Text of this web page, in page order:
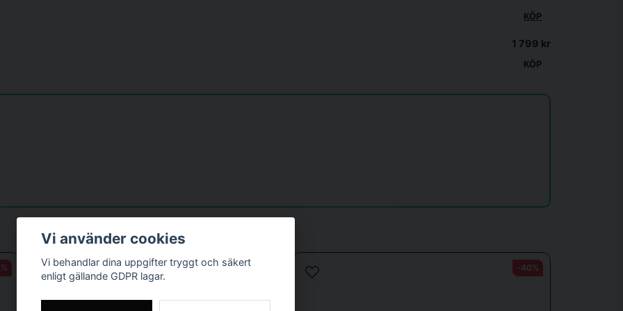
KÖP
1 799 kr
KÖP
-40% -40%
Vi använder cookies
Vi behandlar dina uppgifter tryggt och säkert
enligt gällande GDPR lagar.